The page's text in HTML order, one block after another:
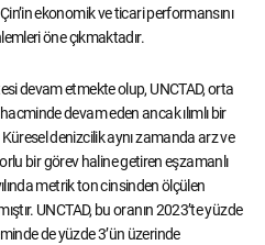
ekonomik ve ticari performansını
öne çıkmaktadır.
devam etmekte olup, UNCTAD, orta
devam eden ancak ılımlı bir
denizcilik aynı zamanda arz ve
bir görev haline getiren eşzamanlı
metrik ton cinsinden ölçülen
UNCTAD, bu oranın 2023’te yüzde
de yüzde 3’ün üzerinde